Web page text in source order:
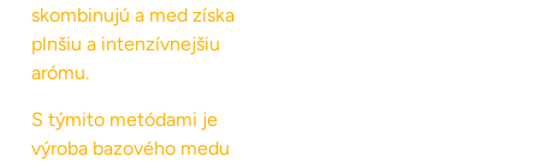
skombinujú a med získa
plnšiu a intenzívnejšiu
arómu.
S týmito metódami je
výroba bazového medu